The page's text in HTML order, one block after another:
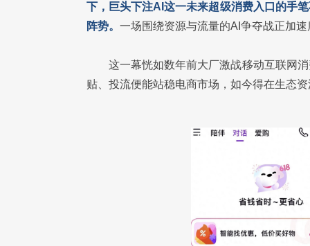
下，巨头下注AI这一未来超级消费入口的手
阵势。 一场围绕资源与流量的AI争夺战正加
这一幕恍如数年前大厂激战移动互联网
贴、投流便能站稳电商市场，如今得在生态